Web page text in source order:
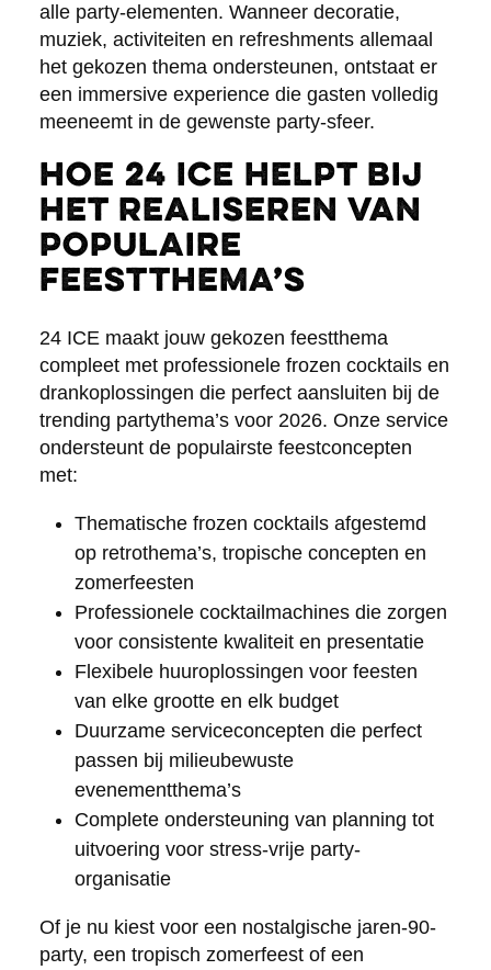
alle party-elementen. Wanneer decoratie,
muziek, activiteiten en refreshments allemaal
het gekozen thema ondersteunen, ontstaat er
een immersive experience die gasten volledig
meeneemt in de gewenste party-sfeer.
Hoe 24 ICE helpt bij
het realiseren van
populaire
feestthema’s
24 ICE maakt jouw gekozen feestthema
compleet met professionele frozen cocktails en
drankoplossingen die perfect aansluiten bij de
trending partythema’s voor 2026. Onze service
ondersteunt de populairste feestconcepten
met:
Thematische frozen cocktails afgestemd
op retrothema’s, tropische concepten en
zomerfeesten
Professionele cocktailmachines die zorgen
voor consistente kwaliteit en presentatie
Flexibele huuroplossingen voor feesten
van elke grootte en elk budget
Duurzame serviceconcepten die perfect
passen bij milieubewuste
evenementthema’s
Complete ondersteuning van planning tot
uitvoering voor stress-vrije party-
organisatie
Of je nu kiest voor een nostalgische jaren-90-
party, een tropisch zomerfeest of een